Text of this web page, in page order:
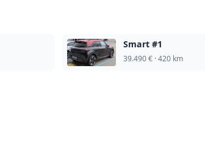
Smart #1
39.490 € · 420 km